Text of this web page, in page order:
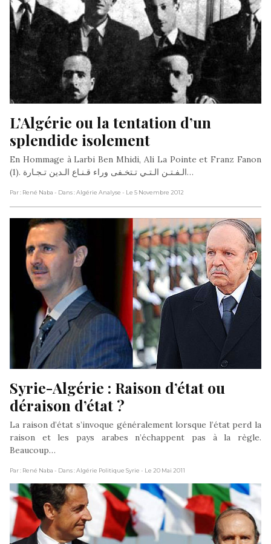
L’Algérie ou la tentation d’un
splendide isolement
En Hommage à Larbi Ben Mhidi, Ali La Pointe et Franz Fanon
(1). الـفـتـن الـتـي تـتخـفى وراء قـنـاع الـدين تـجـارة…
Par : René Naba - Dans : Algérie Analyse - Le 5 Novembre 2012
Syrie-Algérie : Raison d’état ou
déraison d’état ?
La raison d’état s’invoque généralement lorsque l’état perd la
raison et les pays arabes n’échappent pas à la règle.
Beaucoup…
Par : René Naba - Dans : Algérie Politique Syrie - Le 20 Mai 2011